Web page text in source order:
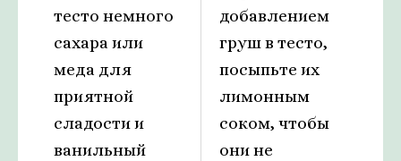
тесто немного
сахара или
меда для
приятной
сладости и
ванильный
добавлением
груш в тесто,
посыпьте их
лимонным
соком, чтобы
они не